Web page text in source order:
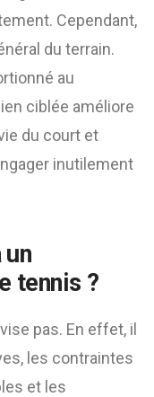
Cependant,
du terrain.
au
ciblée améliore
du court et
inutilement
tennis ?
pas. En effet, il
les contraintes
et les